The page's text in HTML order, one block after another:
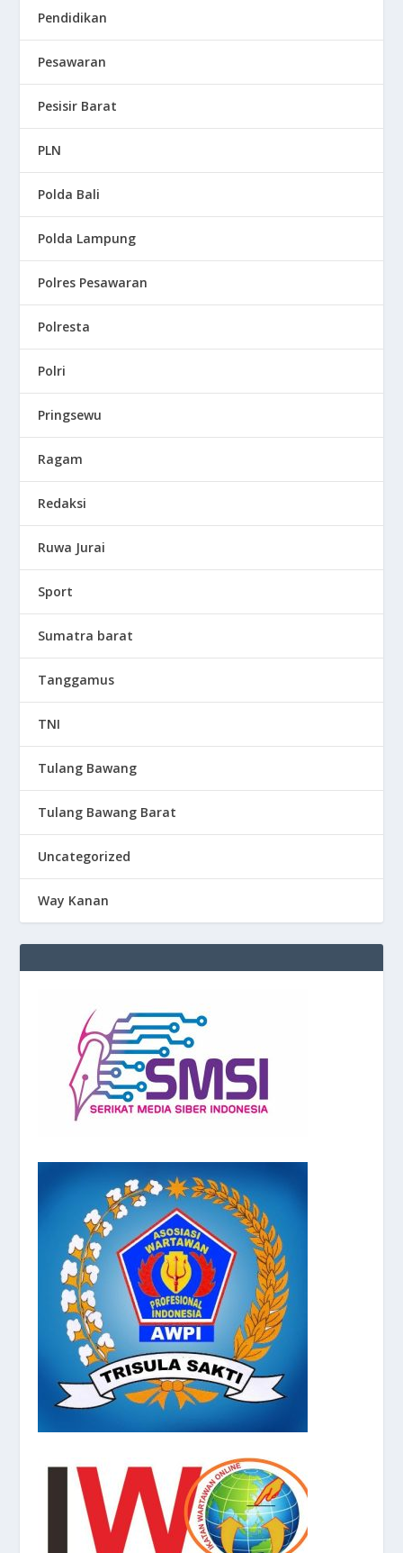
Pendidikan
Pesawaran
Pesisir Barat
PLN
Polda Bali
Polda Lampung
Polres Pesawaran
Polresta
Polri
Pringsewu
Ragam
Redaksi
Ruwa Jurai
Sport
Sumatra barat
Tanggamus
TNI
Tulang Bawang
Tulang Bawang Barat
Uncategorized
Way Kanan